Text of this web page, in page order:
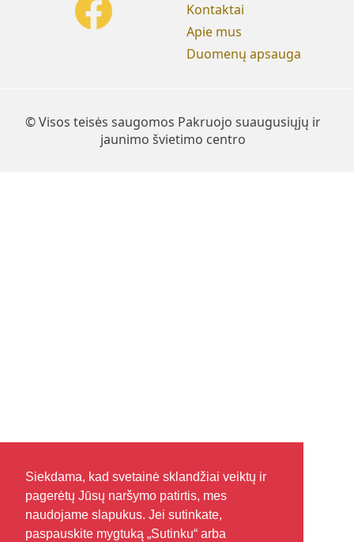
Kontaktai
Apie mus
Duomenų apsauga
© Visos teisės saugomos Pakruojo suaugusiųjų ir
jaunimo švietimo centro
Siekdama, kad svetainė sklandžiai veiktų ir
pagerėtų Jūsų naršymo patirtis, mes
naudojame slapukus. Jei sutinkate,
paspauskite mygtuką „Sutinku“ arba